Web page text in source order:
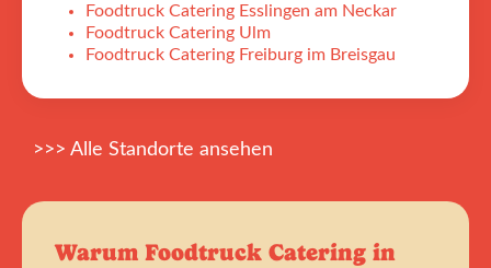
Foodtruck Catering Esslingen am Neckar
Foodtruck Catering Ulm
Foodtruck Catering Freiburg im Breisgau
>>> Alle Standorte ansehen
Warum Foodtruck Catering in